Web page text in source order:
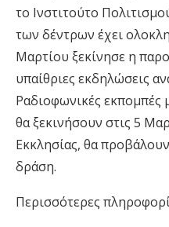
το Ινστιτούτο
των δέντρων έχει
Μαρτίου ξεκίνησε η
υπαίθριες εκδηλώσεις
Ραδιοφωνικές εκπομπές
θα ξεκινήσουν στις 5
Εκκλησίας, θα
δράση.
Περισσότερες